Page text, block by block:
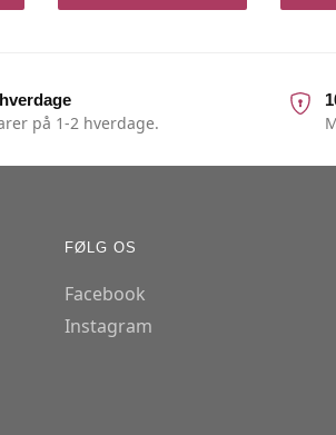
på 1-2 hverdage.
FØLG OS
Facebook
Instagram